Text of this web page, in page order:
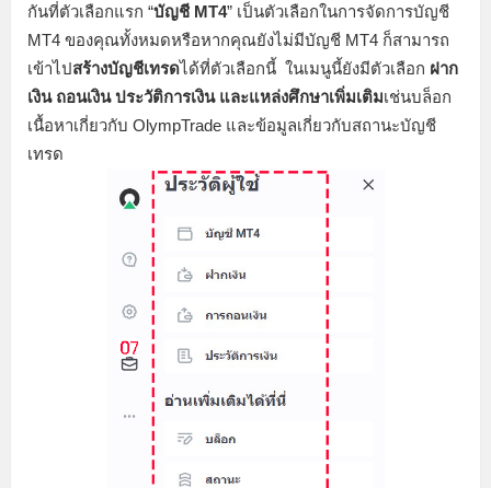
กันที่ตัวเลือกแรก “บัญชี MT4” เป็นตัวเลือกในการจัดการบัญชี
MT4 ของคุณทั้งหมดหรือหากคุณยังไม่มีบัญชี MT4 ก็สามารถ
เข้าไปสร้างบัญชีเทรดได้ที่ตัวเลือกนี้ ในเมนูนี้ยังมีตัวเลือก ฝาก
เงิน ถอนเงิน ประวัติการเงิน และแหล่งศึกษาเพิ่มเติมเช่นบล็อก
เนื้อหาเกี่ยวกับ OlympTrade และข้อมูลเกี่ยวกับสถานะบัญชี
เทรด